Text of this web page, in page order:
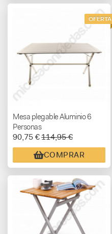
OFERTA
Mesa plegable Aluminio 6
Personas
90,75 €114,95 €
COMPRAR